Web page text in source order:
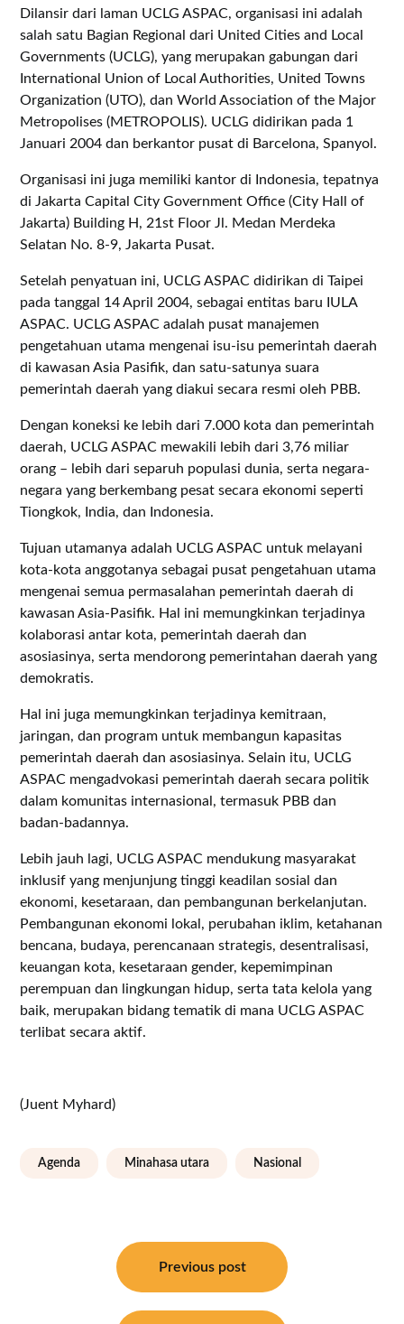
Dilansir dari laman UCLG ASPAC, organisasi ini adalah
salah satu Bagian Regional dari United Cities and Local
Governments (UCLG), yang merupakan gabungan dari
International Union of Local Authorities, United Towns
Organization (UTO), dan World Association of the Major
Metropolises (METROPOLIS). UCLG didirikan pada 1
Januari 2004 dan berkantor pusat di Barcelona, ​​Spanyol.
Organisasi ini juga memiliki kantor di Indonesia, tepatnya
di Jakarta Capital City Government Office (City Hall of
Jakarta) Building H, 21st Floor Jl. Medan Merdeka
Selatan No. 8-9, Jakarta Pusat.
Setelah penyatuan ini, UCLG ASPAC didirikan di Taipei
pada tanggal 14 April 2004, sebagai entitas baru IULA
ASPAC. UCLG ASPAC adalah pusat manajemen
pengetahuan utama mengenai isu-isu pemerintah daerah
di kawasan Asia Pasifik, dan satu-satunya suara
pemerintah daerah yang diakui secara resmi oleh PBB.
Dengan koneksi ke lebih dari 7.000 kota dan pemerintah
daerah, UCLG ASPAC mewakili lebih dari 3,76 miliar
orang – lebih dari separuh populasi dunia, serta negara-
negara yang berkembang pesat secara ekonomi seperti
Tiongkok, India, dan Indonesia.
Tujuan utamanya adalah UCLG ASPAC untuk melayani
kota-kota anggotanya sebagai pusat pengetahuan utama
mengenai semua permasalahan pemerintah daerah di
kawasan Asia-Pasifik. Hal ini memungkinkan terjadinya
kolaborasi antar kota, pemerintah daerah dan
asosiasinya, serta mendorong pemerintahan daerah yang
demokratis.
Hal ini juga memungkinkan terjadinya kemitraan,
jaringan, dan program untuk membangun kapasitas
pemerintah daerah dan asosiasinya. Selain itu, UCLG
ASPAC mengadvokasi pemerintah daerah secara politik
dalam komunitas internasional, termasuk PBB dan
badan-badannya.
Lebih jauh lagi, UCLG ASPAC mendukung masyarakat
inklusif yang menjunjung tinggi keadilan sosial dan
ekonomi, kesetaraan, dan pembangunan berkelanjutan.
Pembangunan ekonomi lokal, perubahan iklim, ketahanan
bencana, budaya, perencanaan strategis, desentralisasi,
keuangan kota, kesetaraan gender, kepemimpinan
perempuan dan lingkungan hidup, serta tata kelola yang
baik, merupakan bidang tematik di mana UCLG ASPAC
terlibat secara aktif.
(Juent Myhard)
Agenda Minahasa utara Nasional
Previous post